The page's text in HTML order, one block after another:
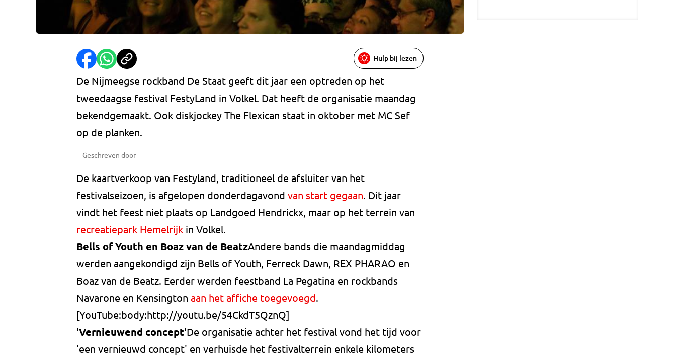
Hulp bij lezen
De Nijmeegse rockband De Staat geeft dit jaar een optreden op het
tweedaagse festival FestyLand in Volkel. Dat heeft de organisatie maandag
bekendgemaakt. Ook diskjockey The Flexican staat in oktober met MC Sef
op de planken.
Geschreven door
De kaartverkoop van Festyland, traditioneel de afsluiter van het
festivalseizoen, is afgelopen donderdagavond van start gegaan. Dit jaar
vindt het feest niet plaats op Landgoed Hendrickx, maar op het terrein van
recreatiepark Hemelrijk in Volkel.
Bells of Youth en Boaz van de BeatzAndere bands die maandagmiddag
werden aangekondigd zijn Bells of Youth, Ferreck Dawn, REX PHARAO en
Boaz van de Beatz. Eerder werden feestband La Pegatina en rockbands
Navarone en Kensington aan het affiche toegevoegd.
[YouTube:body:http://youtu.be/54CkdT5QznQ]
'Vernieuwend concept'De organisatie achter het festival vond het tijd voor
'een vernieuwd concept' en verhuisde het festivalterrein enkele kilometers